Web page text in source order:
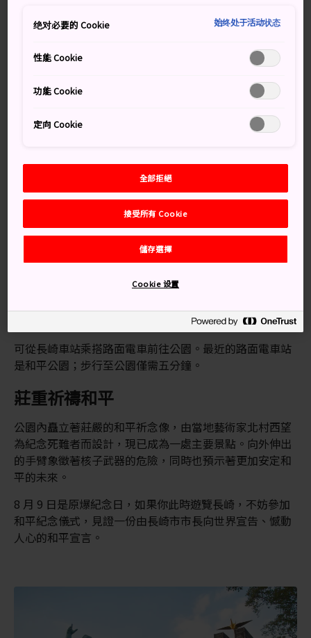
建，時刻警醒世人戰爭的可怕，同時表達對和平的渴望。
於原爆真相的展覽。每年都有很多遊客前來參觀。
萬勿錯過
矗立的和平祈念像，象徵著人們對和平的渴望
莊嚴的長崎原爆資料館
原爆中心公園有一座紀念碑，誌記著原爆中心
點，也就是原子彈投下的地方
和平公園位於浦上市中心以北幾公里處。
可從長崎車站乘搭路面電車前往公園。最近的路面電車站
是和平公園；步行至公園僅需五分鐘。
莊重祈禱和平
公園內矗立著莊嚴的和平祈念像，由當地藝術家北村西望
為紀念死難者而設計，現已成為一處主要景點。向外伸出
的手臂象徵著核子武器的危險，同時也預示著更加安定和
平的未來。
8 月 9 日是原爆紀念日，如果你此時遊覽長崎，不妨參加
和平紀念儀式，見證一份由長崎市市長向世界宣告、憾動
人心的和平宣言。
绝对必要的 Cookie 始终处于活动状态
性能 Cookie
功能 Cookie
定向 Cookie
全部拒絕
接受所有 Cookie
儲存選擇
Cookie 设置